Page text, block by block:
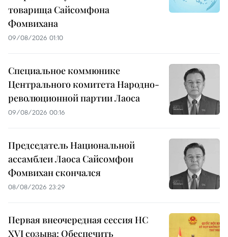
товарища Сайсомфона
Фомвихана
09/08/2026 01:10
Специальное коммюнике
Центрального комитета Народно-
революционной партии Лаоса
09/08/2026 00:16
Председатель Национальной
ассамблеи Лаоса Сайсомфон
Фомвихан скончался
08/08/2026 23:29
Первая внеочередная сессия НС
XVI созыва: Обеспечить